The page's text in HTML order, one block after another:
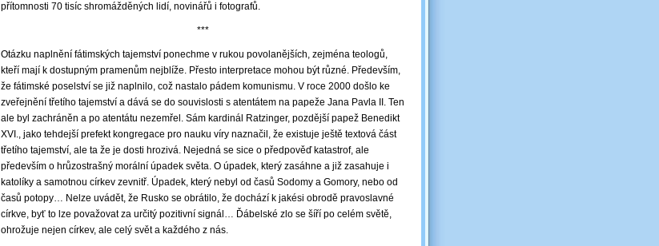
přítomnosti 70 tisíc shromážděných lidí, novinářů i fotografů.
***
Otázku naplnění fátimských tajemství ponechme v rukou povolanějších, zejména teologů,
kteří mají k dostupným pramenům nejblíže. Přesto interpretace mohou být různé. Především,
že fátimské poselství se již naplnilo, což nastalo pádem komunismu. V roce 2000 došlo ke
zveřejnění třetího tajemství a dává se do souvislosti s atentátem na papeže Jana Pavla II. Ten
ale byl zachráněn a po atentátu nezemřel. Sám kardinál Ratzinger, pozdější papež Benedikt
XVI., jako tehdejší prefekt kongregace pro nauku víry naznačil, že existuje ještě textová část
třetího tajemství, ale ta že je dosti hrozivá. Nejedná se sice o předpověď katastrof, ale
především o hrůzostrašný morální úpadek světa. O úpadek, který zasáhne a již zasahuje i
katolíky a samotnou církev zevnitř. Úpadek, který nebyl od časů Sodomy a Gomory, nebo od
časů potopy… Nelze uvádět, že Rusko se obrátilo, že dochází k jakési obrodě pravoslavné
církve, byť to lze považovat za určitý pozitivní signál… Ďábelské zlo se šíří po celém světě,
ohrožuje nejen církev, ale celý svět a každého z nás.